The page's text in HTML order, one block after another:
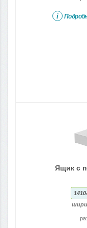
i
Ящик с
1410